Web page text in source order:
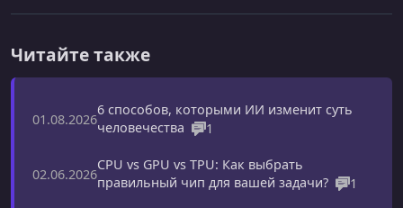
Читайте также
01.08.2026
6 способов, которыми ИИ изменит суть
человечества
1
02.06.2026
CPU vs GPU vs TPU: Как выбрать
правильный чип для вашей задачи?
1